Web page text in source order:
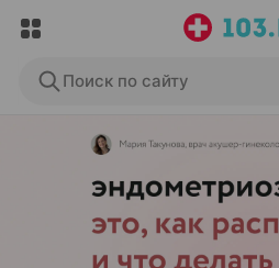
Поиск по сайту